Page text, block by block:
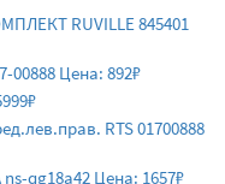
RUVILLE 845401
00888 Цена: 892₽
RTS 01700888
qg18a42 Цена: 1657₽